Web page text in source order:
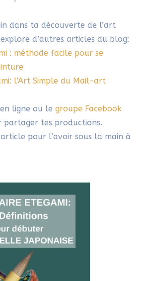
pas toujours faciles à
!
Répondre
23/09/2025 À 8H30
Ce sera, en effet, un article
un vocable ne nous
Répondre
EDOUARD
09/2025 À 11H02
glossaire hyper complet ! 🙏
parler de l’etegami,